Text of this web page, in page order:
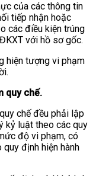
của các thông tin
tiếp nhận hoặc
các điều kiện trúng
với hồ sơ gốc.
hiện tượng vi phạm
quy chế.
chế đều phải lập
kỷ luật theo các quy
độ vi phạm, có
định hiện hành